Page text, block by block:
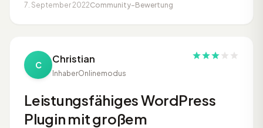
7. September 2022Community-Bewertung
C Christian
InhaberOnlinemodus
Leistungsfähiges WordPress
Plugin mit großem